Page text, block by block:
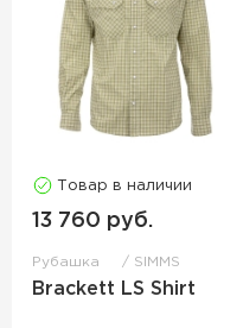
Товар в наличии
13 760 руб.
Рубашка SIMMS
Brackett LS Shirt